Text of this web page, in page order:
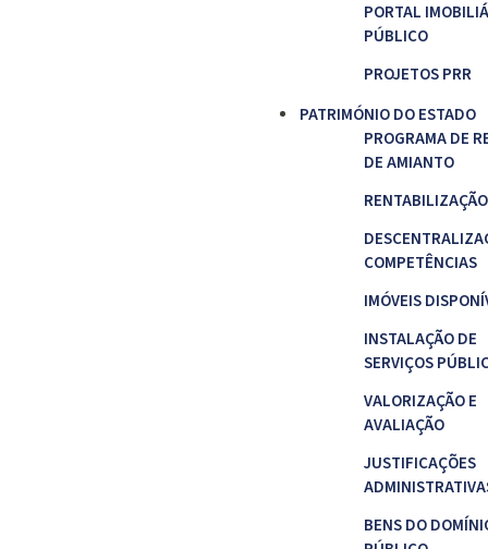
PORTAL
PÚBLICO
PROJETOS PRR
PATRIMÓNIO DO ESTADO
PROGRAMA DE
DE AMIANTO
RENTABILIZAÇÃO
COMPETÊNCIAS
IMÓVEIS
INSTALAÇÃO DE
SERVIÇOS
VALORIZAÇÃO E
AVALIAÇÃO
JUSTIFICAÇÕES
BENS DO